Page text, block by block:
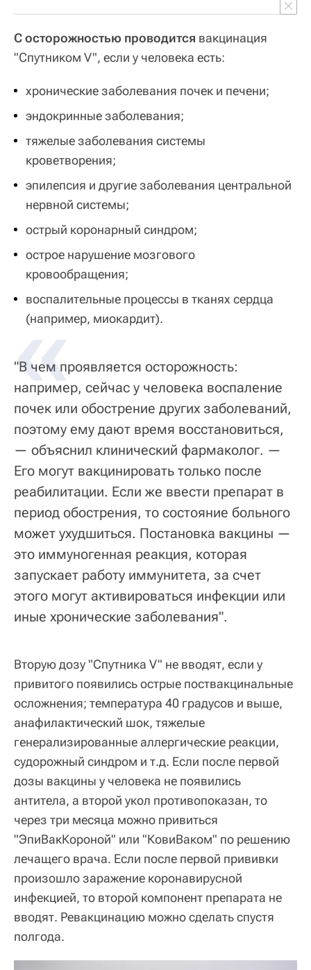
С осторожностью проводится вакцинация
"Спутником V", если у человека есть:
хронические заболевания почек и печени;
эндокринные заболевания;
тяжелые заболевания системы
кроветворения;
эпилепсия и другие заболевания центральной
нервной системы;
острый коронарный синдром;
острое нарушение мозгового
кровообращения;
воспалительные процессы в тканях сердца
(например, миокардит).
«
"В чем проявляется осторожность:
например, сейчас у человека воспаление
почек или обострение других заболеваний,
поэтому ему дают время восстановиться,
— объяснил клинический фармаколог. —
Его могут вакцинировать только после
реабилитации. Если же ввести препарат в
период обострения, то состояние больного
может ухудшиться. Постановка вакцины —
это иммуногенная реакция, которая
запускает работу иммунитета, за счет
этого могут активироваться инфекции или
иные хронические заболевания".
Вторую дозу "Спутника V" не вводят, если у
привитого появились острые поствакцинальные
осложнения; температура 40 градусов и выше,
анафилактический шок, тяжелые
генерализированные аллергические реакции,
судорожный синдром и т.д. Если после первой
дозы вакцины у человека не появились
антитела, а второй укол противопоказан, то
через три месяца можно привиться
"ЭпиВакКороной" или "КовиВаком" по решению
лечащего врача. Если после первой прививки
произошло заражение коронавирусной
инфекцией, то второй компонент препарата не
вводят. Ревакцинацию можно сделать спустя
полгода.